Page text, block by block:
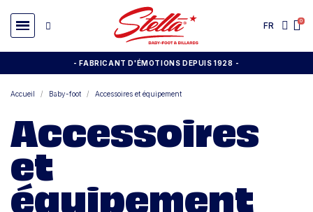
FR
- FABRICANT D'ÉMOTIONS DEPUIS 1928 -
Accueil Baby-foot Accessoires et équipement
Accessoires
et
équipement